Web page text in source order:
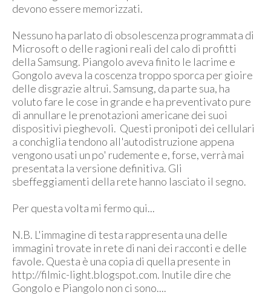
devono essere memorizzati.
Nessuno ha parlato di obsolescenza programmata di
Microsoft o delle ragioni reali del calo di profitti
della Samsung. Piangolo aveva finito le lacrime e
Gongolo aveva la coscenza troppo sporca per gioire
delle disgrazie altrui. Samsung, da parte sua, ha
voluto fare le cose in grande e ha preventivato pure
di annullare le prenotazioni americane dei suoi
dispositivi pieghevoli. Questi pronipoti dei cellulari
a conchiglia tendono all'autodistruzione appena
vengono usati un po' rudemente e, forse, verrà mai
presentata la versione definitiva. Gli
sbeffeggiamenti della rete hanno lasciato il segno.
Per questa volta mi fermo qui...
N.B. L'immagine di testa rappresenta una delle
immagini trovate in rete di nani dei racconti e delle
favole. Questa è una copia di quella presente in
http://filmic-light.blogspot.com. Inutile dire che
Gongolo e Piangolo non ci sono....